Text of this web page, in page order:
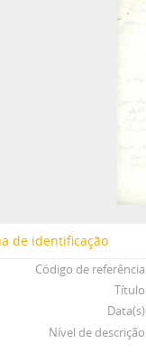
de identificação
Código de referência
Título
Data(s)
Nível de descrição